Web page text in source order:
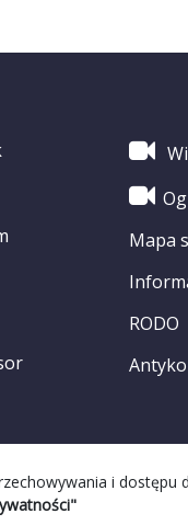
i dostępu
Mapa
RODO